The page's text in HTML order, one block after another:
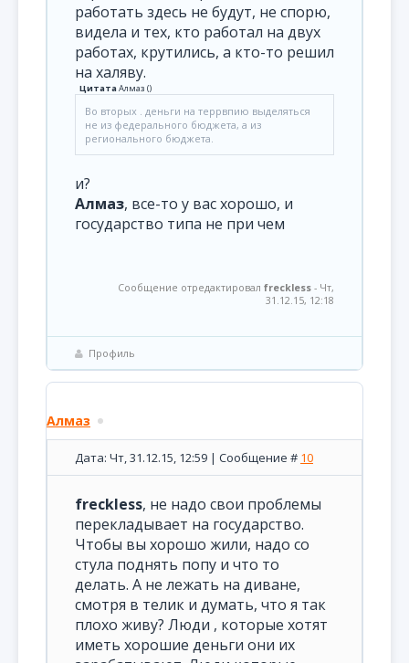
работать здесь не будут, не спорю,
видела и тех, кто работал на двух
работах, крутились, а кто-то решил
на халяву.
ЦитатаАлмаз ()
Во вторых . деньги на террвпию выделяться
не из федерального бюджета, а из
регионального бюджета.
и?
Алмаз, все-то у вас хорошо, и
государство типа не при чем
Сообщение отредактировал freckless - Чт,
31.12.15, 12:18
Профиль
Алмаз
Дата: Чт, 31.12.15, 12:59 | Сообщение # 10
freckless, не надо свои проблемы
перекладывает на государство.
Чтобы вы хорошо жили, надо со
стула поднять попу и что то
делать. А не лежать на диване,
смотря в телик и думать, что я так
плохо живу? Люди , которые хотят
иметь хорошие деньги они их